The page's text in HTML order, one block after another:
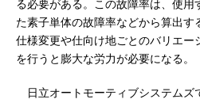
る必要がある。この故障率は、使用
た素子単体の故障率などから算出す
仕様変更や仕向け地ごとのバリエー
を行うと膨大な労力が必要になる。
日立オートモーティブシステムズ